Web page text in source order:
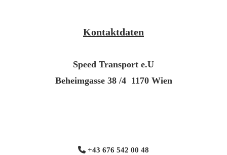
Kontaktdaten
Speed Transport e.U
Beheimgasse 38 /4 1170 Wien
 +43 676 542 00 48